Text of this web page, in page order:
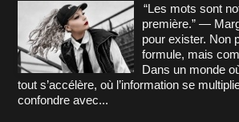
“Les mots sont
première.” —
pour exister. Non
formule, mais
Dans un monde
tout s’accélère, où l’information se
confondre avec...